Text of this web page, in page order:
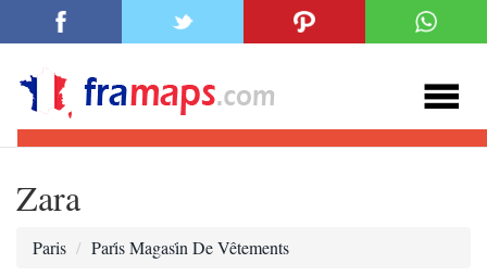
Zara
Paris Pari̇s Magasi̇n De Vêtements